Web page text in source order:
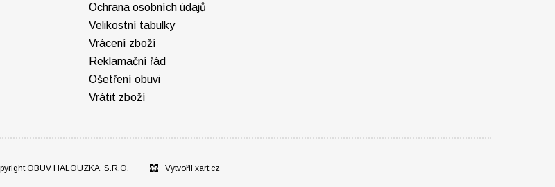
Ochrana osobních údajů
Velikostní tabulky
Vrácení zboží
Reklamační řád
Ošetření obuvi
Vrátit zboží
OBUV HALOUZKA, S.R.O. Vytvořil xart.cz